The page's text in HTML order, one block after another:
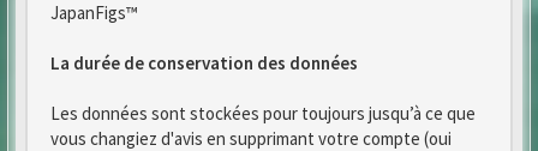
JapanFigs™
La durée de conservation des données
Les données sont stockées pour toujours jusqu’à ce que
vous changiez d'avis en supprimant votre compte (oui